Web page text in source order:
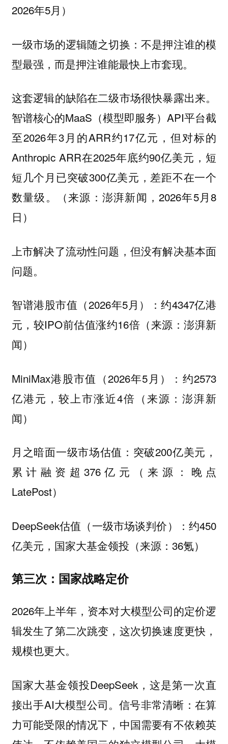
2026年5月）
一级市场的逻辑随之切换：不是押注谁的模
型最强，而是押注谁能最快上市套现。
这套逻辑的缺陷在二级市场很快暴露出来。
智谱核心的MaaS（模型即服务）API平台截
至2026年3月的ARR约17亿元，但对标的
Anthropic ARR在2025年底约90亿美元，短
短几个月已突破300亿美元，差距不在一个
数量级。（来源：澎湃新闻，2026年5月8
日）
上市解决了流动性问题，但没有解决基本面
问题。
智谱港股市值（2026年5月）：约4347亿港
元，较IPO前估值涨约16倍（来源：澎湃新
闻）
MiniMax港股市值（2026年5月）：约2573
亿港元，较上市涨近4倍（来源：澎湃新
闻）
月之暗面一级市场估值：突破200亿美元，
累计融资超376亿元（来源：晚点
LatePost）
DeepSeek估值（一级市场谈判价）：约450
亿美元，国家大基金领投（来源：36氪）
第三次：国家战略定价
2026年上半年，资本对大模型公司的定价逻
辑发生了第二次跳变，这次切换速度更快，
规模也更大。
国家大基金领投DeepSeek，这是第一次直
接出手AI大模型公司。信号非常清晰：在算
力可能受限的情况下，中国需要有不依赖英